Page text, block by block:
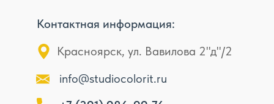
Контактная информация:
Красноярск, ул. Вавилова 2"д"/2
info@studiocolorit.ru